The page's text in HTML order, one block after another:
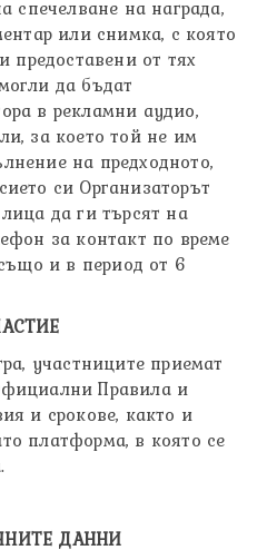
спечелване на награда,
или снимка, с която
предоставени от тях
да бъдат
в рекламни аудио,
за което той не им
на предходното,
си Организаторът
да ги търсят на
за контакт по време
и в период от 6
участниците приемат
Правила и
и срокове, както и
платформа, в която се
ДАННИ